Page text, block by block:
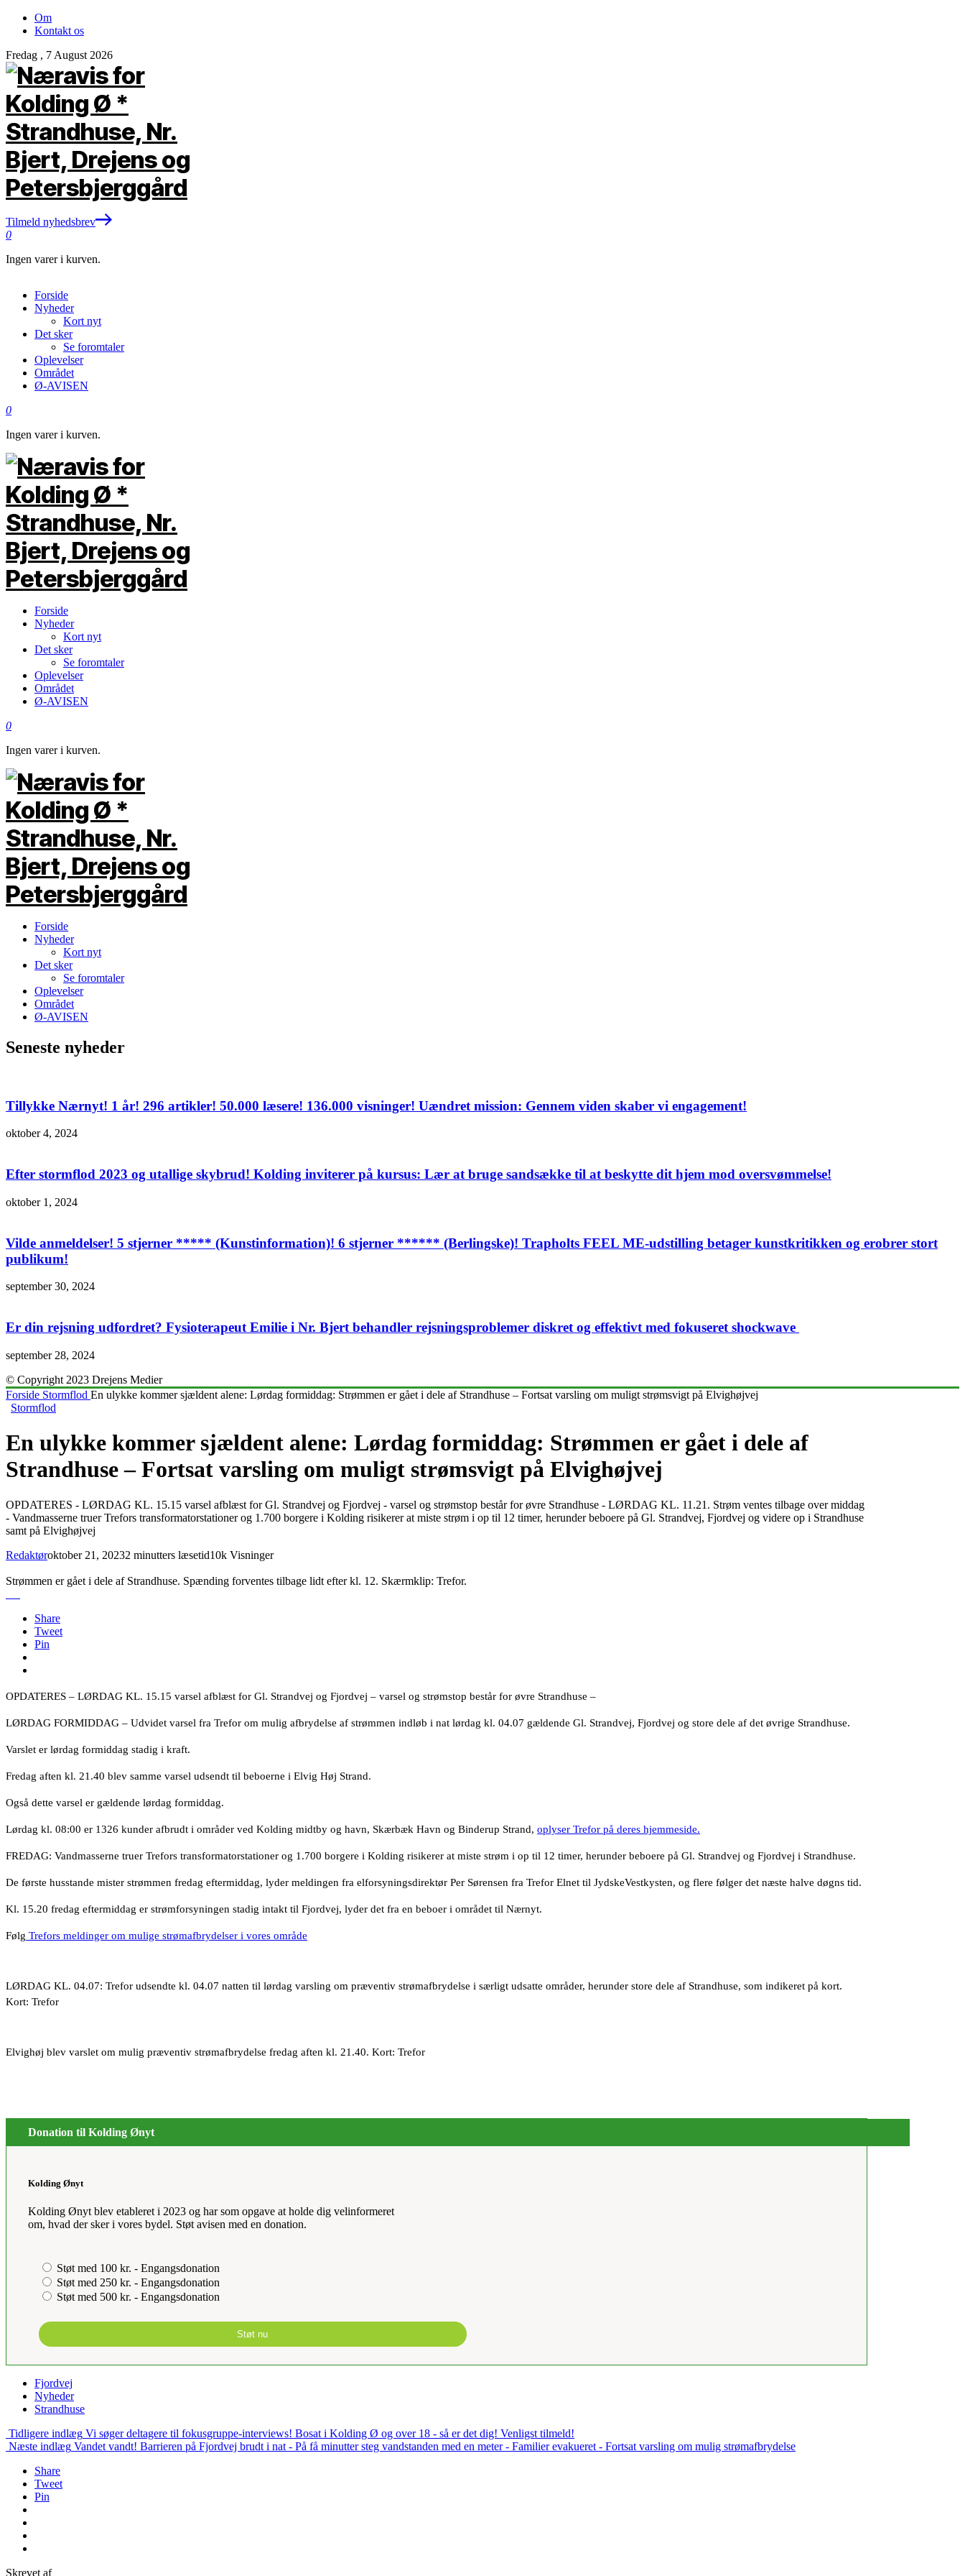
Om
Kontakt os
Fredag , 7 August 2026
Tilmeld nyhedsbrev
0
Ingen varer i kurven.
Forside
Nyheder
Kort nyt
Det sker
Se foromtaler
Oplevelser
Området
Ø-AVISEN
0
Ingen varer i kurven.
Forside
Nyheder
Kort nyt
Det sker
Se foromtaler
Oplevelser
Området
Ø-AVISEN
0
Ingen varer i kurven.
Forside
Nyheder
Kort nyt
Det sker
Se foromtaler
Oplevelser
Området
Ø-AVISEN
Seneste nyheder
Tillykke Nærnyt! 1 år! 296 artikler! 50.000 læsere! 136.000 visninger! Uændret mission: Gennem viden skaber vi engagement!
oktober 4, 2024
Efter stormflod 2023 og utallige skybrud! Kolding inviterer på kursus: Lær at bruge sandsække til at beskytte dit hjem mod oversvømmelse!
oktober 1, 2024
Vilde anmeldelser! 5 stjerner ***** (Kunstinformation)! 6 stjerner ****** (Berlingske)! Trapholts FEEL ME-udstilling betager kunstkritikken og erobrer stort
publikum!
september 30, 2024
Er din rejsning udfordret? Fysioterapeut Emilie i Nr. Bjert behandler rejsningsproblemer diskret og effektivt med fokuseret shockwave
september 28, 2024
© Copyright 2023 Drejens Medier
Forside Stormflod En ulykke kommer sjældent alene: Lørdag formiddag: Strømmen er gået i dele af Strandhuse – Fortsat varsling om muligt strømsvigt på Elvighøjvej
Stormflod
En ulykke kommer sjældent alene: Lørdag formiddag: Strømmen er gået i dele af
Strandhuse – Fortsat varsling om muligt strømsvigt på Elvighøjvej
OPDATERES - LØRDAG KL. 15.15 varsel afblæst for Gl. Strandvej og Fjordvej - varsel og strømstop består for øvre Strandhuse - LØRDAG KL. 11.21. Strøm ventes tilbage over middag
- Vandmasserne truer Trefors transformatorstationer og 1.700 borgere i Kolding risikerer at miste strøm i op til 12 timer, herunder beboere på Gl. Strandvej, Fjordvej og videre op i Strandhuse
samt på Elvighøjvej
Redaktøroktober 21, 20232 minutters læsetid10k Visninger
Strømmen er gået i dele af Strandhuse. Spænding forventes tilbage lidt efter kl. 12. Skærmklip: Trefor.
Share
Tweet
Pin
OPDATERES – LØRDAG KL. 15.15 varsel afblæst for Gl. Strandvej og Fjordvej – varsel og strømstop består for øvre Strandhuse –
LØRDAG FORMIDDAG – Udvidet varsel fra Trefor om mulig afbrydelse af strømmen indløb i nat lørdag kl. 04.07 gældende Gl. Strandvej, Fjordvej og store dele af det øvrige Strandhuse.
Varslet er lørdag formiddag stadig i kraft.
Fredag aften kl. 21.40 blev samme varsel udsendt til beboerne i Elvig Høj Strand.
Også dette varsel er gældende lørdag formiddag.
Lørdag kl. 08:00 er 1326 kunder afbrudt i områder ved Kolding midtby og havn, Skærbæk Havn og Binderup Strand, oplyser Trefor på deres hjemmeside.
FREDAG: Vandmasserne truer Trefors transformatorstationer og 1.700 borgere i Kolding risikerer at miste strøm i op til 12 timer, herunder beboere på Gl. Strandvej og Fjordvej i Strandhuse.
De første husstande mister strømmen fredag eftermiddag, lyder meldingen fra elforsyningsdirektør Per Sørensen fra Trefor Elnet til JydskeVestkysten, og flere følger det næste halve døgns tid.
Kl. 15.20 fredag eftermiddag er strømforsyningen stadig intakt til Fjordvej, lyder det fra en beboer i området til Nærnyt.
Følg Trefors meldinger om mulige strømafbrydelser i vores område
LØRDAG KL. 04.07: Trefor udsendte kl. 04.07 natten til lørdag varsling om præventiv strømafbrydelse i særligt udsatte områder, herunder store dele af Strandhuse, som indikeret på kort.
Kort: Trefor
Elvighøj blev varslet om mulig præventiv strømafbrydelse fredag aften kl. 21.40. Kort: Trefor
Donation til Kolding Ønyt
Kolding Ønyt
Kolding Ønyt blev etableret i 2023 og har som opgave at holde dig velinformeret
om, hvad der sker i vores bydel. Støt avisen med en donation.
Støt med 100 kr. - Engangsdonation
Støt med 250 kr. - Engangsdonation
Støt med 500 kr. - Engangsdonation
Støt nu
Fjordvej
Nyheder
Strandhuse
Tidligere indlæg Vi søger deltagere til fokusgruppe-interviews! Bosat i Kolding Ø og over 18 - så er det dig! Venligst tilmeld!
Næste indlæg Vandet vandt! Barrieren på Fjordvej brudt i nat - På få minutter steg vandstanden med en meter - Familier evakueret - Fortsat varsling om mulig strømafbrydelse
Share
Tweet
Pin
Skrevet af